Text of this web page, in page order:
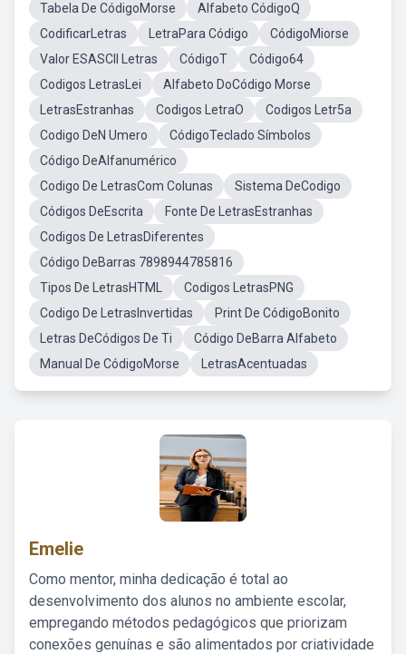
Tabela De CódigoMorse
Alfabeto CódigoQ
CodificarLetras
LetraPara Código
CódigoMiorse
Valor ESASCII Letras
CódigoT
Código64
Codigos LetrasLei
Alfabeto DoCódigo Morse
LetrasEstranhas
Codigos LetraO
Codigos Letr5a
Codigo DeN Umero
CódigoTeclado Símbolos
Código DeAlfanumérico
Codigo De LetrasCom Colunas
Sistema DeCodigo
Códigos DeEscrita
Fonte De LetrasEstranhas
Codigos De LetrasDiferentes
Código DeBarras 7898944785816
Tipos De LetrasHTML
Codigos LetrasPNG
Codigo De LetrasInvertidas
Print De CódigoBonito
Letras DeCódigos De Ti
Código DeBarra Alfabeto
Manual De CódigoMorse
LetrasAcentuadas
Emelie
Como mentor, minha dedicação é total ao
desenvolvimento dos alunos no ambiente escolar,
empregando métodos pedagógicos que priorizam
conexões genuínas e são alimentados por criatividade